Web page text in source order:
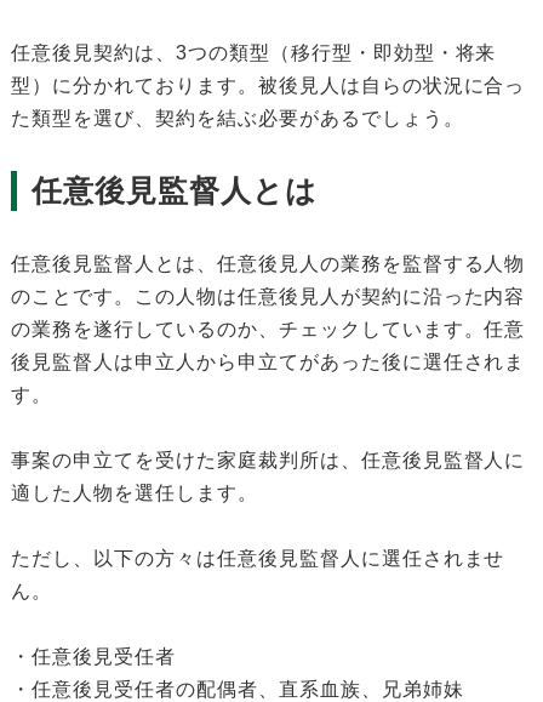
任意後見契約は、3つの類型（移行型・即効型・将来
型）に分かれております。被後見人は自らの状況に合っ
た類型を選び、契約を結ぶ必要があるでしょう。
任意後見監督人とは
任意後見監督人とは、任意後見人の業務を監督する人物
のことです。この人物は任意後見人が契約に沿った内容
の業務を遂行しているのか、チェックしています。任意
後見監督人は申立人から申立てがあった後に選任されま
す。
事案の申立てを受けた家庭裁判所は、任意後見監督人に
適した人物を選任します。
ただし、以下の方々は任意後見監督人に選任されませ
ん。
・任意後見受任者
・任意後見受任者の配偶者、直系血族、兄弟姉妹